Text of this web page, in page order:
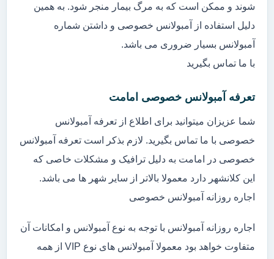
شوند و ممکن است که به مرگ بیمار منجر شود. به همین
دلیل استفاده از آمبولانس خصوصی و داشتن شماره
آمبولانس بسیار ضروری می باشد.
با ما تماس بگیرید
تعرفه آمبولانس خصوصی امامت
شما عزیزان میتوانید برای اطلاع از تعرفه آمبولانس
خصوصی با ما تماس بگیرید. لازم بذکر است تعرفه آمبولانس
خصوصی در امامت به دلیل ترافیک و مشکلات خاصی که
این کلانشهر دارد معمولا بالاتر از سایر شهر ها می باشد.
اجاره روزانه آمبولانس خصوصی
اجاره روزانه آمبولانس با توجه به نوع آمبولانس و امکانات آن
متفاوت خواهد بود معمولا آمبولانس های نوع VIP از همه